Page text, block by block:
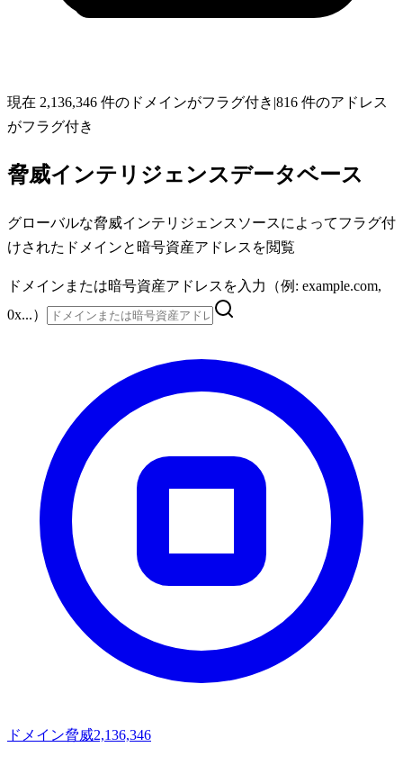
現在 2,136,346 件のドメインがフラグ付き |816 件のアドレス
がフラグ付き
脅威インテリジェンスデータベース
グローバルな脅威インテリジェンスソースによってフラグ付
けされたドメインと暗号資産アドレスを閲覧
ドメインまたは暗号資産アドレスを入力（例: example.com,
0x...）
ドメイン脅威2,136,346